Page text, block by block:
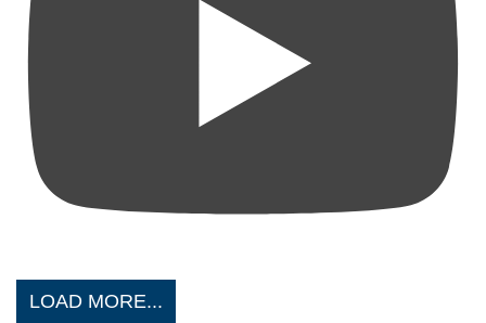
LOAD MORE...